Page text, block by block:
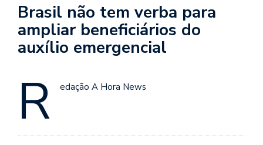
Brasil não tem verba para
ampliar beneficiários do
auxílio emergencial
R edação A Hora News